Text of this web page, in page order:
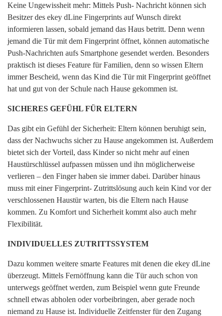
Keine Ungewissheit mehr: Mittels Push- Nachricht können sich
Besitzer des ekey dLine Fingerprints auf Wunsch direkt
informieren lassen, sobald jemand das Haus betritt. Denn wenn
jemand die Tür mit dem Fingerprint öffnet, können automatische
Push-Nachrichten aufs Smartphone gesendet werden. Besonders
praktisch ist dieses Feature für Familien, denn so wissen Eltern
immer Bescheid, wenn das Kind die Tür mit Fingerprint geöffnet
hat und gut von der Schule nach Hause gekommen ist.
SICHERES GEFÜHL FÜR ELTERN
Das gibt ein Gefühl der Sicherheit: Eltern können beruhigt sein,
dass der Nachwuchs sicher zu Hause angekommen ist. Außerdem
bietet sich der Vorteil, dass Kinder so nicht mehr auf einen
Haustürschlüssel aufpassen müssen und ihn möglicherweise
verlieren – den Finger haben sie immer dabei. Darüber hinaus
muss mit einer Fingerprint- Zutrittslösung auch kein Kind vor der
verschlossenen Haustür warten, bis die Eltern nach Hause
kommen. Zu Komfort und Sicherheit kommt also auch mehr
Flexibilität.
INDIVIDUELLES ZUTRITTSSYSTEM
Dazu kommen weitere smarte Features mit denen die ekey dLine
überzeugt. Mittels Fernöffnung kann die Tür auch schon von
unterwegs geöffnet werden, zum Beispiel wenn gute Freunde
schnell etwas abholen oder vorbeibringen, aber gerade noch
niemand zu Hause ist. Individuelle Zeitfenster für den Zugang